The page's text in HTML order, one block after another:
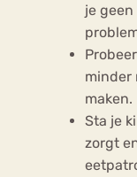
je
minder
maken.
Sta je
zorgt